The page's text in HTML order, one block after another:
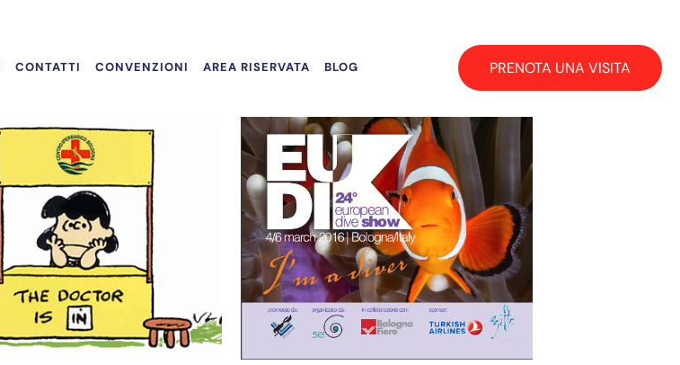
CONTATTI CONVENZIONI AREA RISERVATA BLOG PRENOTA UNA VISITA